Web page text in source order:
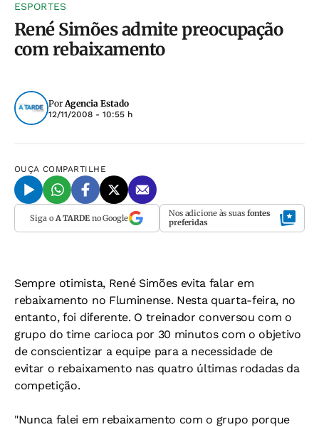
ESPORTES
René Simões admite preocupação
com rebaixamento
PorAgencia Estado
12/11/2008 - 10:55 h
OUÇA COMPARTILHE
Siga o A TARDEno Google Nos adicione às suas fontes
preferidas
Sempre otimista, René Simões evita falar em
rebaixamento no Fluminense. Nesta quarta-feira, no
entanto, foi diferente. O treinador conversou com o
grupo do time carioca por 30 minutos com o objetivo
de conscientizar a equipe para a necessidade de
evitar o rebaixamento nas quatro últimas rodadas da
competição.
"Nunca falei em rebaixamento com o grupo porque